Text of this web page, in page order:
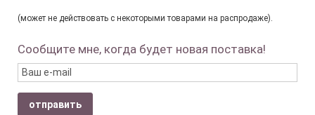
(может не действовать с некоторыми товарами на распродаже).
Сообщите мне, когда будет новая поставка!
отправить